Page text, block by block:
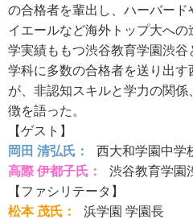
の合格者を輩出し、ハーバード
イエールなど海外トップ大への
学実績ももつ渋谷教育学園渋
学科に多数の合格者を送り出
が、非認知スキルと学力の関
徴を語った。
【ゲスト】
岡田 清弘氏：
西大和学園中学
高際 伊都子氏：
渋谷教育学園
【ファシリテータ】
松本 茂氏：
浜学園 学園長